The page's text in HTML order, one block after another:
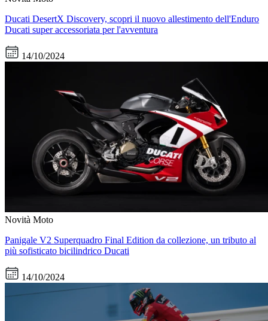
Ducati DesertX Discovery, scopri il nuovo allestimento dell'Enduro
Ducati super accessoriata per l'avventura
14/10/2024
Novità Moto
Panigale V2 Superquadro Final Edition da collezione, un tributo al
più sofisticato bicilindrico Ducati
14/10/2024